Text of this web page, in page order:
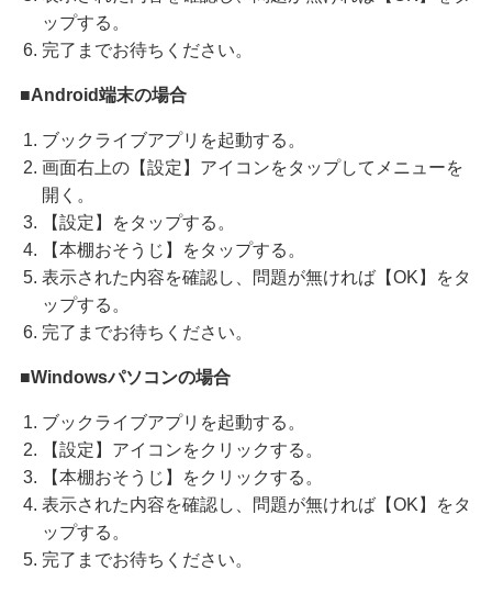
ップする。
完了までお待ちください。
■Android端末の場合
ブックライブアプリを起動する。
画面右上の【設定】アイコンをタップしてメニューを
開く。
【設定】をタップする。
【本棚おそうじ】をタップする。
表示された内容を確認し、問題が無ければ【OK】をタ
ップする。
完了までお待ちください。
■Windowsパソコンの場合
ブックライブアプリを起動する。
【設定】アイコンをクリックする。
【本棚おそうじ】をクリックする。
表示された内容を確認し、問題が無ければ【OK】をタ
ップする。
完了までお待ちください。